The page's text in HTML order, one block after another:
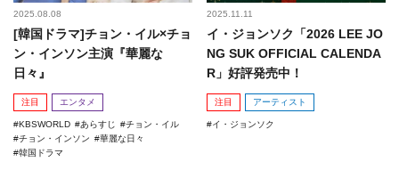
2025.08.08
[韓国ドラマ]チョン・イル×チョ
ン・インソン主演『華麗な
日々』
注目 エンタメ
KBSWORLD あらすじ
チョン・イル
チョン・インソン
華麗な日々
韓国ドラマ
2025.11.11
イ・ジョンソク「2026 LEE JO
NG SUK OFFICIAL CALENDA
R」好評発売中！
注目 アーティスト
イ・ジョンソク